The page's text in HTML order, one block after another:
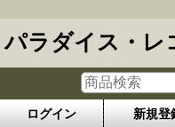
パラダイス・レ
ログイン 新規登